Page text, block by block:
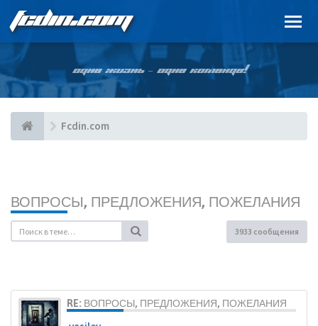
FCDIN.COM
ОДНА ЖИЗНЬ – ОДНА КОМАНДА!
Fcdin.com
ВОПРОСЫ, ПРЕДЛОЖЕНИЯ, ПОЖЕЛАНИЯ
3933 сообщения
RE: ВОПРОСЫ, ПРЕДЛОЖЕНИЯ, ПОЖЕЛАНИЯ